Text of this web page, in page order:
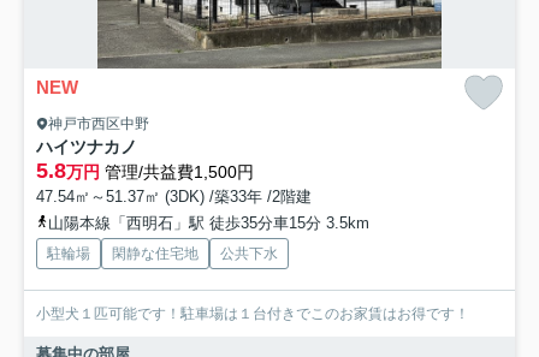
NEW
神戸市西区中野
ハイツナカノ
5.8万円 管理/共益費1,500円
47.54㎡～51.37㎡ (3DK) /築33年 /2階建
山陽本線「西明石」駅 徒歩35分車15分 3.5km
駐輪場 閑静な住宅地 公共下水
小型犬１匹可能です！駐車場は１台付きでこのお家賃はお得です！